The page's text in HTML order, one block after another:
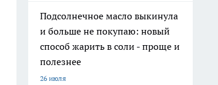
Подсолнечное масло выкинула
и больше не покупаю: новый
способ жарить в соли - проще и
полезнее
26 июля